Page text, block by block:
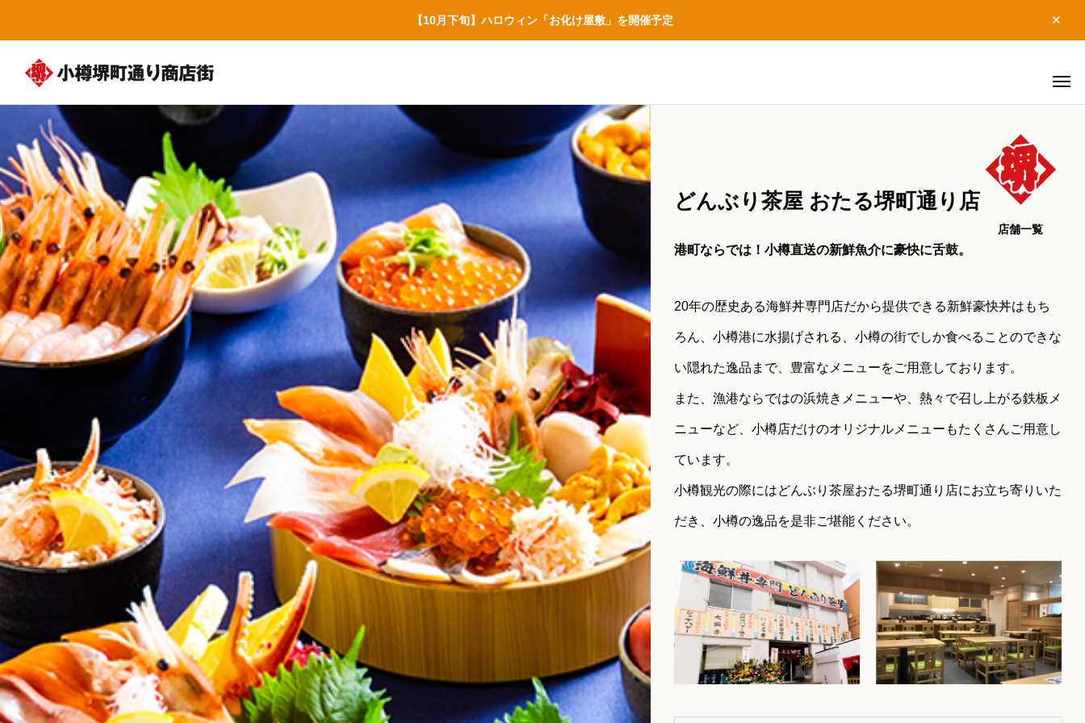
【10月下旬】ハロウィン「お化け屋敷」を開催予定
どんぶり茶屋 おたる堺町通り店
港町ならでは！小樽直送の新鮮魚介に豪快に舌鼓。
20年の歴史ある海鮮丼専門店だから提供できる新鮮豪快丼はもち
ろん、小樽港に水揚げされる、小樽の街でしか食べることのできな
い隠れた逸品まで、豊富なメニューをご用意しております。
また、漁港ならではの浜焼きメニューや、熱々で召し上がる鉄板メ
ニューなど、小樽店だけのオリジナルメニューもたくさんご用意し
ています。
小樽観光の際にはどんぶり茶屋おたる堺町通り店にお立ち寄りいた
だき、小樽の逸品を是非ご堪能ください。
店舗一覧